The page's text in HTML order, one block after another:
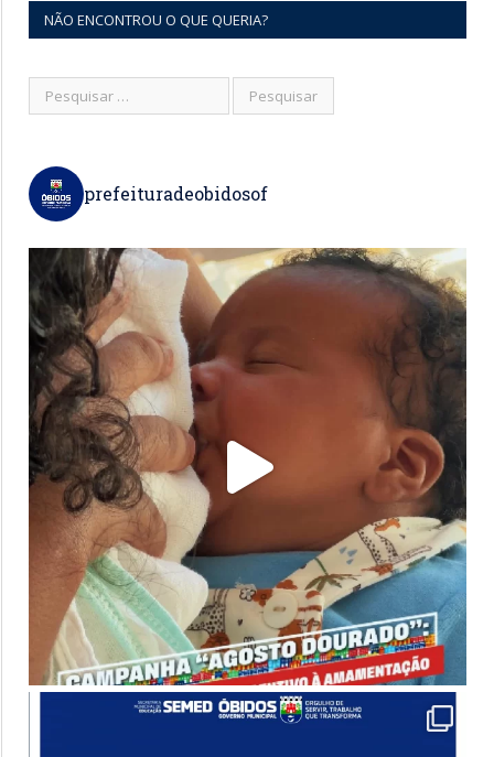
NÃO ENCONTROU O QUE QUERIA?
prefeituradeobidosof